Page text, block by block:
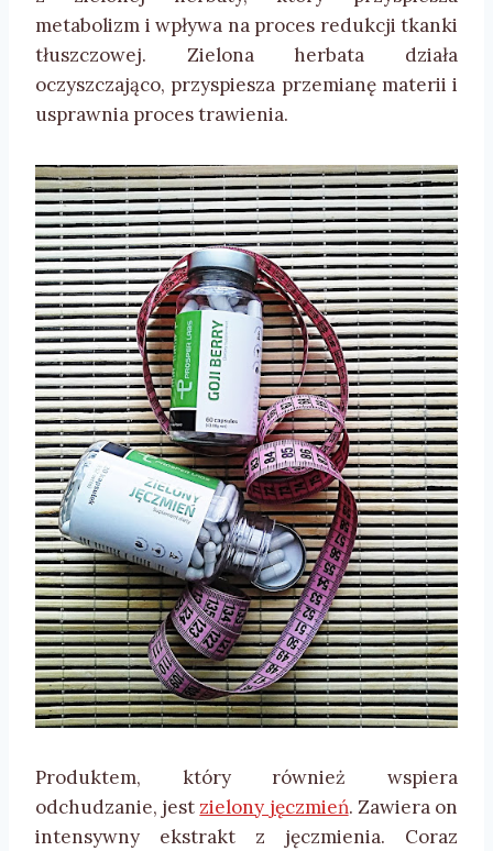
metabolizm i wpływa na proces redukcji tkanki
tłuszczowej. Zielona herbata działa
oczyszczająco, przyspiesza przemianę materii i
usprawnia proces trawienia.
Produktem, który również wspiera
odchudzanie, jest zielony jęczmień. Zawiera on
intensywny ekstrakt z jęczmienia. Coraz